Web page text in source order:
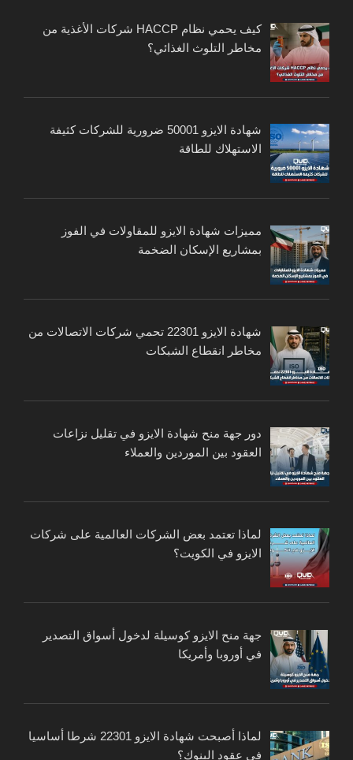
كيف يحمي نظام HACCP شركات الأغذية من
مخاطر التلوث الغذائي؟
شهادة الايزو 50001 ضرورية للشركات كثيفة
الاستهلاك للطاقة
مميزات شهادة الايزو للمقاولات في الفوز
بمشاريع الإسكان الضخمة
شهادة الايزو 22301 تحمي شركات الاتصالات من
مخاطر انقطاع الشبكات
دور جهة منح شهادة الايزو في تقليل نزاعات
العقود بين الموردين والعملاء
لماذا تعتمد بعض الشركات العالمية على شركات
الايزو في الكويت؟
جهة منح الايزو كوسيلة لدخول أسواق التصدير
في أوروبا وأمريكا
لماذا أصبحت شهادة الايزو 22301 شرطا أساسيا
في عقود البنوك؟